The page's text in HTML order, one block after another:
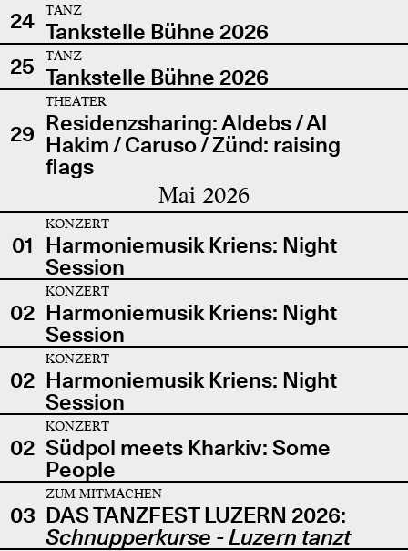
24
TANZ
Tankstelle Bühne 2026
25
TANZ
Tankstelle Bühne 2026
29
THEATER
Residenzsharing: Aldebs / Al
Hakim / Caruso / Zünd: raising
flags
Mai 2026
01
KONZERT
Harmoniemusik Kriens: Night
Session
02
KONZERT
Harmoniemusik Kriens: Night
Session
02
KONZERT
Harmoniemusik Kriens: Night
Session
02
KONZERT
Südpol meets Kharkiv: Some
People
03
ZUM MITMACHEN
DAS TANZFEST LUZERN 2026:
Schnupperkurse - Luzern tanzt